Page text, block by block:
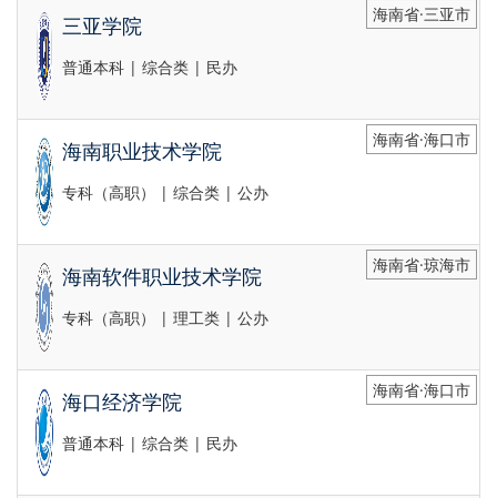
三亚学院
普通本科 | 综合类 | 民办
海南省·三亚市
海南职业技术学院
专科（高职） | 综合类 | 公办
海南省·海口市
海南软件职业技术学院
专科（高职） | 理工类 | 公办
海南省·琼海市
海口经济学院
普通本科 | 综合类 | 民办
海南省·海口市